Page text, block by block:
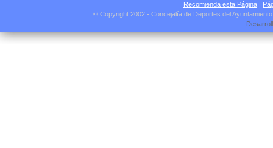
Recomienda esta Página |
© Copyright 2002 - Concejalía de Deportes del